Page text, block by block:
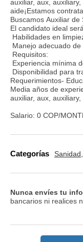
auxiliar, aux, auxiliary,
aide¡Estamos
Buscamos Auxiliar
El candidato ideal
Habilidades en
Manejo adecuado de
Requisitos:
Experiencia mínima
Disponibilidad para
Requerimientos-
Media años de
auxiliar, aux,
Salario: 0 COP/
Categorías
Nunca envíes tu
bancarios ni realices